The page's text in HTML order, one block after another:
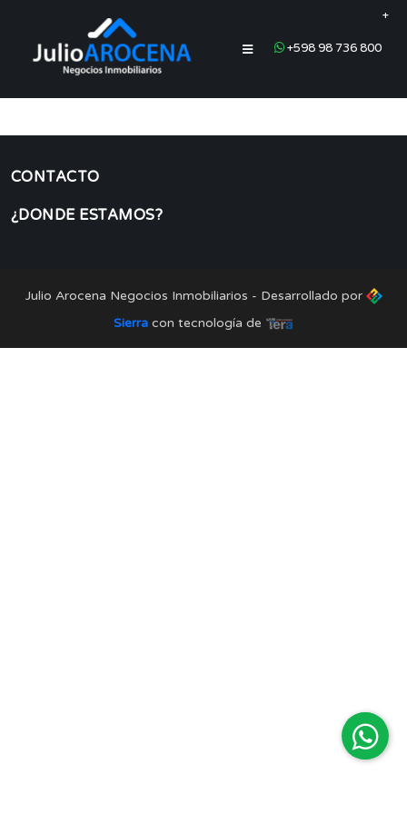
+598 98 736 800
+
CONTACTO
¿DONDE ESTAMOS?
Julio Arocena Negocios Inmobiliarios - Desarrollado por
Sierra con tecnología de